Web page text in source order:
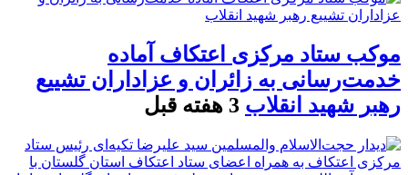
موکب ستاد مرکزی اعتکاف آماده
خدمت‌رسانی به زائران و عزاداران تشییع
رهبر شهید انقلاب 3 هفته قبل